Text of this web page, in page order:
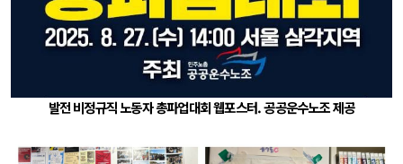
발전 비정규직 노동자 총파업대회 웹포스터. 공공운수노조 제공